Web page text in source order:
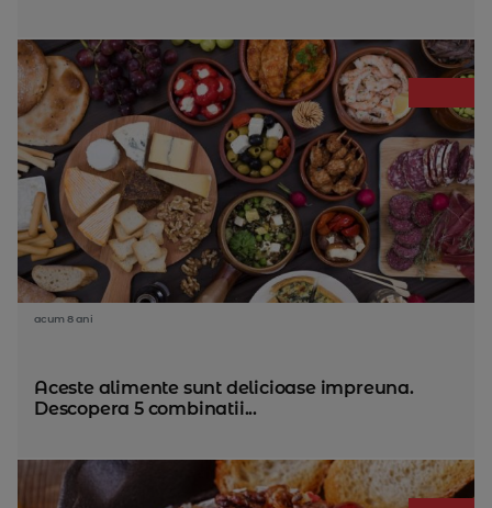
acum 8 ani
Aceste alimente sunt delicioase impreuna.
Descopera 5 combinatii...